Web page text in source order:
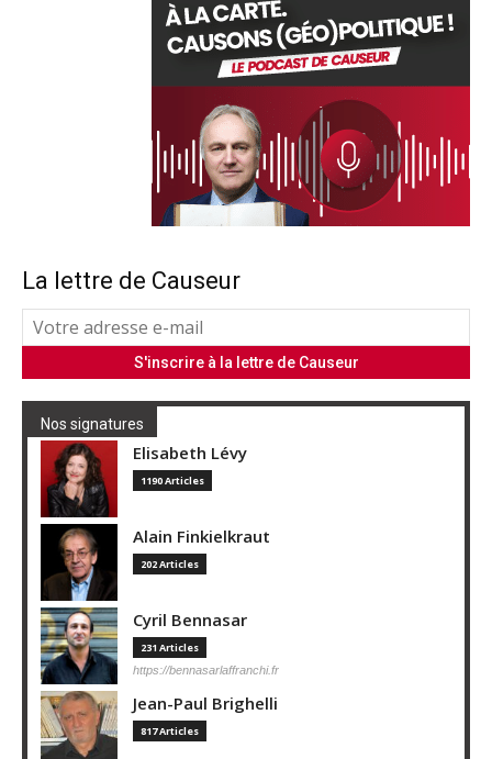
La lettre de Causeur
Nos signatures
Elisabeth Lévy
1190 Articles
Alain Finkielkraut
202 Articles
Cyril Bennasar
231 Articles
https://bennasarlaffranchi.fr
Jean-Paul Brighelli
817 Articles